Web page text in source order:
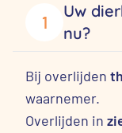
1
Uw
nu?
Bij overlijden
waarnemer.
Overlijden in